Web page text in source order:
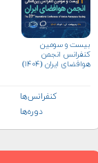
بیست و سومین
کنفرانس انجمن
هوافضای ايران (۱۴۰۴)
کنفرانس‌ها
دوره‌ها